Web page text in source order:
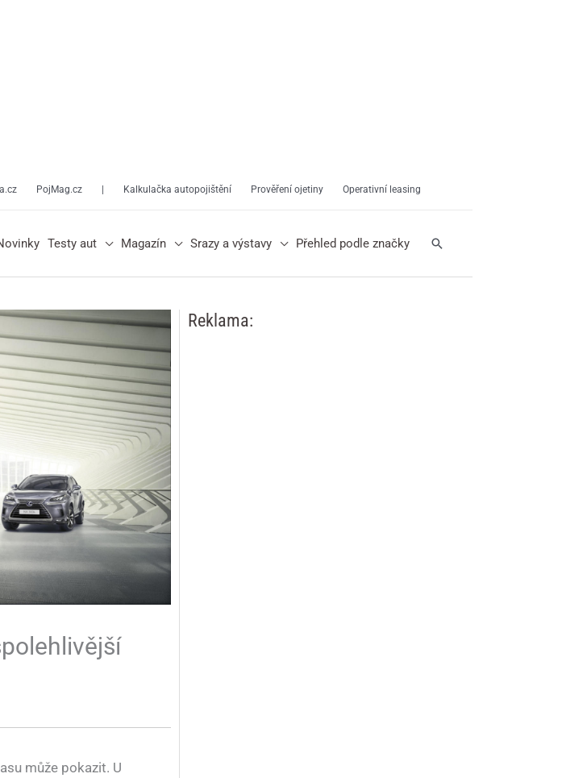
PojMag.cz Kalkulačka autopojištění Prověření ojetiny Operativní leasing
Testy aut Magazín Srazy a výstavy Přehled podle značky Hledat
může pokazit. U
Reklama: